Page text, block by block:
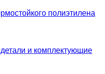
полиэтилена
и комплектующие